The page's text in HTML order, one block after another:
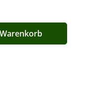
Wert ein oder